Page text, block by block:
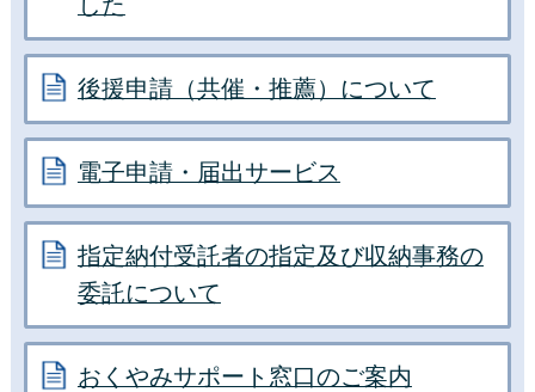
後援申請（共催・推薦）について
電子申請・届出サービス
指定納付受託者の指定及び収納事務の
委託について
おくやみサポート窓口のご案内